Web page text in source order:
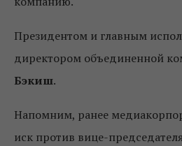
Президентом и главным
директором объединенной
Бэкиш.
Напомним, ранее
иск против вице-